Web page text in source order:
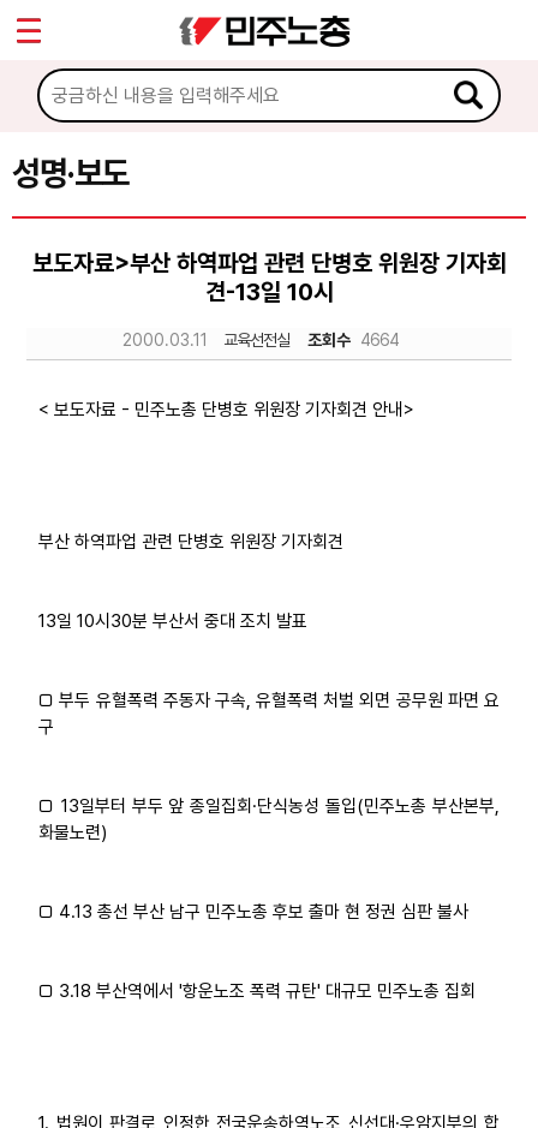
성명·보도
보도자료>부산 하역파업 관련 단병호 위원장 기자회
견-13일 10시
2000.03.11 교육선전실 조회수 4664
< 보도자료 - 민주노총 단병호 위원장 기자회견 안내>
부산 하역파업 관련 단병호 위원장 기자회견
13일 10시30분 부산서 중대 조치 발표
□ 부두 유혈폭력 주동자 구속, 유혈폭력 처벌 외면 공무원 파면 요
구
□ 13일부터 부두 앞 종일집회·단식농성 돌입(민주노총 부산본부,
화물노련)
□ 4.13 총선 부산 남구 민주노총 후보 출마 현 정권 심판 불사
□ 3.18 부산역에서 '항운노조 폭력 규탄' 대규모 민주노총 집회
1. 법원이 판결로 인정한 전국운송하역노조 신선대·우암지부의 합
마이페이지
소개
소식
공지사항
성명·보도
Sketchbook5, 스케치북5
Sketchbook5, 스케치북5